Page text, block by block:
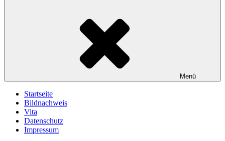
Menü
Startseite
Bildnachweis
Vita
Datenschutz
Impressum